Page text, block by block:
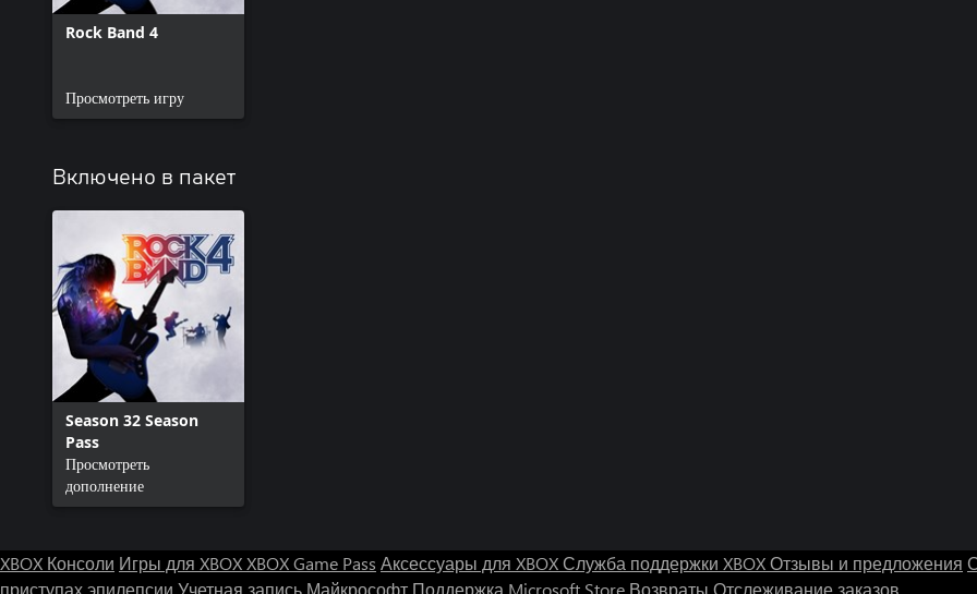
Rock Band 4
Просмотреть игру
Включено в пакет
Season 32 Season
Pass
Просмотреть
дополнение
XBOX Консоли Игры для XBOXXBOX Game Pass Аксессуары для XBOXСлужба поддержки XBOXОтзывы и предложения
приступах эпилепсии Учетная запись Майкрософт Поддержка Microsoft Store Возвраты Отслеживание заказов